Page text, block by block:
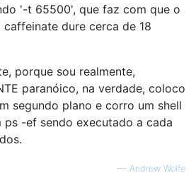
'-t 65500', que faz com que o
caffeinate dure cerca de 18
porque sou realmente,
paranóico, na verdade, coloco
segundo plano e corro um shell
ps -ef sendo executado a cada
— Andrew Wolfe